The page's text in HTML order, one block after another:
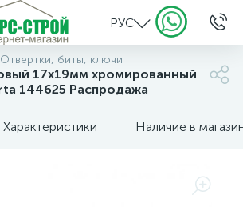
РУС
Отвертки, биты, ключи
17х19мм хромированный
144625 Распродажа
Характеристики Наличие в